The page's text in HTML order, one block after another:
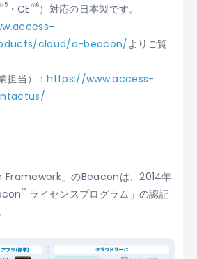
・CE ※6）対応の日本製です。
cloud/a-beacon/よりご覧
担当）：https://www.access-
Framework」のBeaconは、2014年
™ ライセンスプログラム」の認証